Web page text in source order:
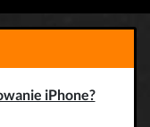
iPhone?